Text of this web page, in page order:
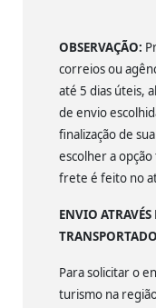
OBSERVAÇÃO:
correios ou
até 5 dias úteis,
de envio
finalização de
escolher a
frete é feito no
ENVIO
Para solicitar o
turismo na